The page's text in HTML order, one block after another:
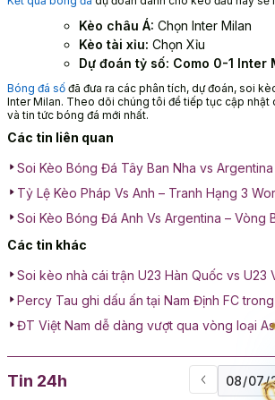
Kèo châu Á: Chọn Inter Milan
Kèo tài xỉu: Chọn Xỉu
Dự đoán tỷ số: Como 0-1 Inter
Bóng đá số đã đưa ra các phân tích, dự đoán, soi
Inter Milan. Theo dõi chúng tôi để tiếp tục cập nhật
và tin tức bóng đá mới nhất.
Các tin liên quan
Soi Kèo Bóng Đá Tây Ban Nha vs Argentina
Tỷ Lệ Kèo Pháp Vs Anh – Tranh Hạng 3
Soi Kèo Bóng Đá Anh Vs Argentina – Vòng
Các tin khác
Soi kèo nhà cái trận U23 Hàn Quốc vs U23
ngày 23/01: Cuộc chiến tranh hạng 3
Percy Tau ghi dấu ấn tại Nam Định FC
ĐT Việt Nam dễ dàng vượt qua vòng loại
Tin 24h